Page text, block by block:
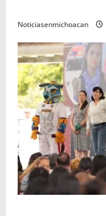
Noticiasenmichoacan